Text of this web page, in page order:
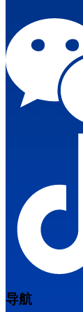
导航